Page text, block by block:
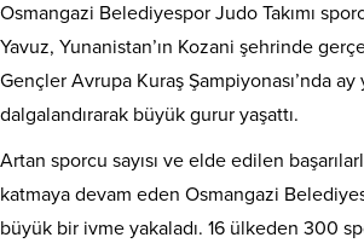
Osmangazi Belediyespor Judo Takımı
Yavuz, Yunanistan’ın Kozani şehrinde
Gençler Avrupa Kuraş Şampiyonası’nda ay
dalgalandırarak büyük gurur yaşattı.
Artan sporcu sayısı ve elde edilen
katmaya devam eden Osmangazi
büyük bir ivme yakaladı. 16 ülkeden 300